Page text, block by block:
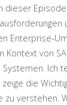
dieser
Enterprise-
Kontext von
Ich
zeige die
zu verstehen.